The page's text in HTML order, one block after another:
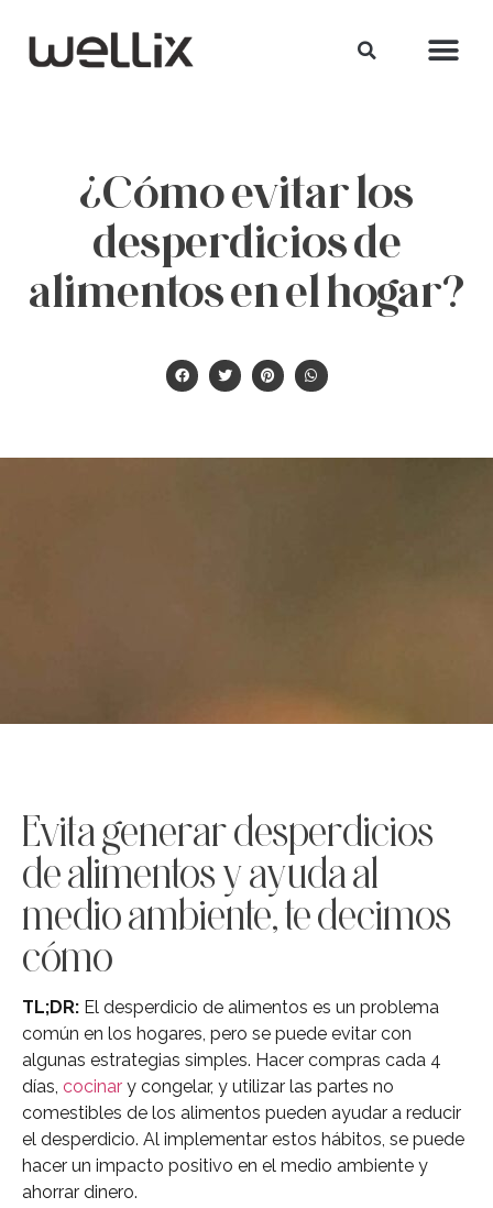
¿Cómo evitar los
desperdicios de
alimentos en el hogar?
Evita generar desperdicios
de alimentos y ayuda al
medio ambiente, te decimos
cómo
TL;DR: El desperdicio de alimentos es un problema
común en los hogares, pero se puede evitar con
algunas estrategias simples. Hacer compras cada 4
días, cocinar y congelar, y utilizar las partes no
comestibles de los alimentos pueden ayudar a reducir
el desperdicio. Al implementar estos hábitos, se puede
hacer un impacto positivo en el medio ambiente y
ahorrar dinero.